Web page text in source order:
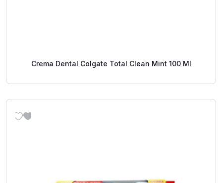
Crema Dental Colgate Total Clean Mint 100 Ml